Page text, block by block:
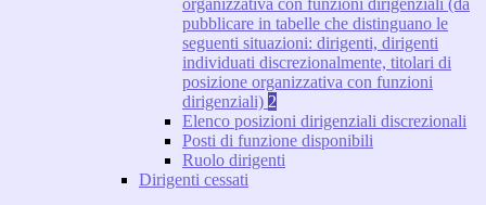
organizzativa con funzioni dirigenziali (da
pubblicare in tabelle che distinguano le
seguenti situazioni: dirigenti, dirigenti
individuati discrezionalmente, titolari di
posizione organizzativa con funzioni
dirigenziali) 2
Elenco posizioni dirigenziali discrezionali
Posti di funzione disponibili
Ruolo dirigenti
Dirigenti cessati